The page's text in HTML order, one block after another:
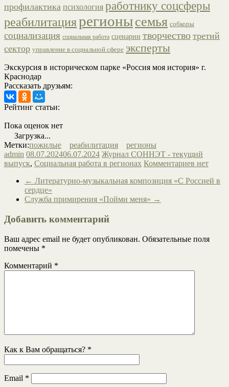
профилактика психология работнику соцсферы
реабилитациярегионысемья собкоры
социализация социальная работа сценарии творчество третий
сектор управление в социальной сфере эксперты
Экскурсия в историческом парке «Россия моя история» г.
Краснодар
Рассказать друзьям:
Рейтинг статьи:
Пока оценок нет
Загрузка...
Метки:пожилые реабилитация
регионы
admin 08.07.202406.07.2024 Журнал СОННЭТ - текущий
выпуск, Социальная работа в регионах Комментариев нет
← Литературно-музыкальная композиция «С Россией в
сердце»
Служба примирения «Пойми меня» →
Добавить комментарий
Ваш адрес email не будет опубликован. Обязательные поля
помечены *
Комментарий *
Как к Вам обращаться? *
Email *